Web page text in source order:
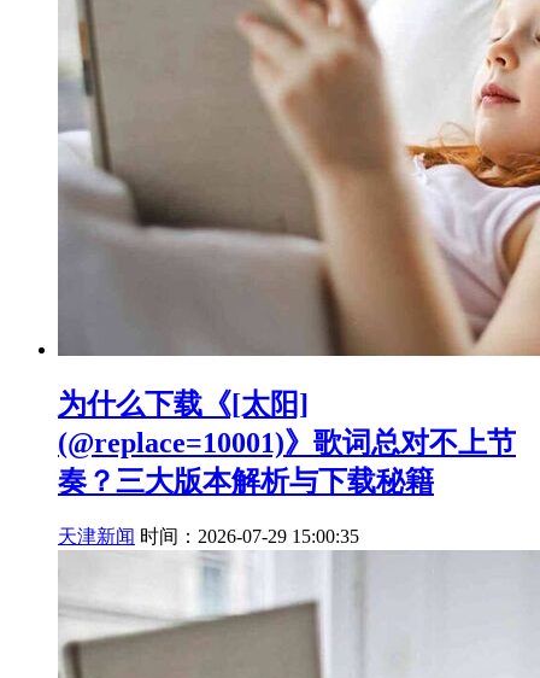
为什么下载《[太阳]
(@replace=10001)》歌词总对不上节
奏？三大版本解析与下载秘籍
天津新闻 时间：2026-07-29 15:00:35